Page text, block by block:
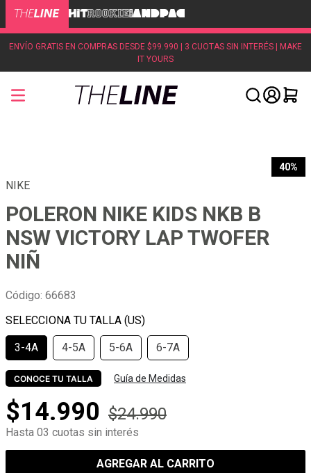
ENVÍO GRATIS EN COMPRAS DESDE $99.990 | 3 CUOTAS SIN INTERÉS | MAKE
IT YOURS
40%
NIKE
POLERON NIKE KIDS NKB B
NSW VICTORY LAP TWOFER
NIÑ
Código: 66683
3-4A 4-5A 5-6A 6-7A
CONOCE TU TALLA Guía de Medidas
$14.990 $24.990
Hasta 03 cuotas sin interés
AGREGAR AL CARRITO